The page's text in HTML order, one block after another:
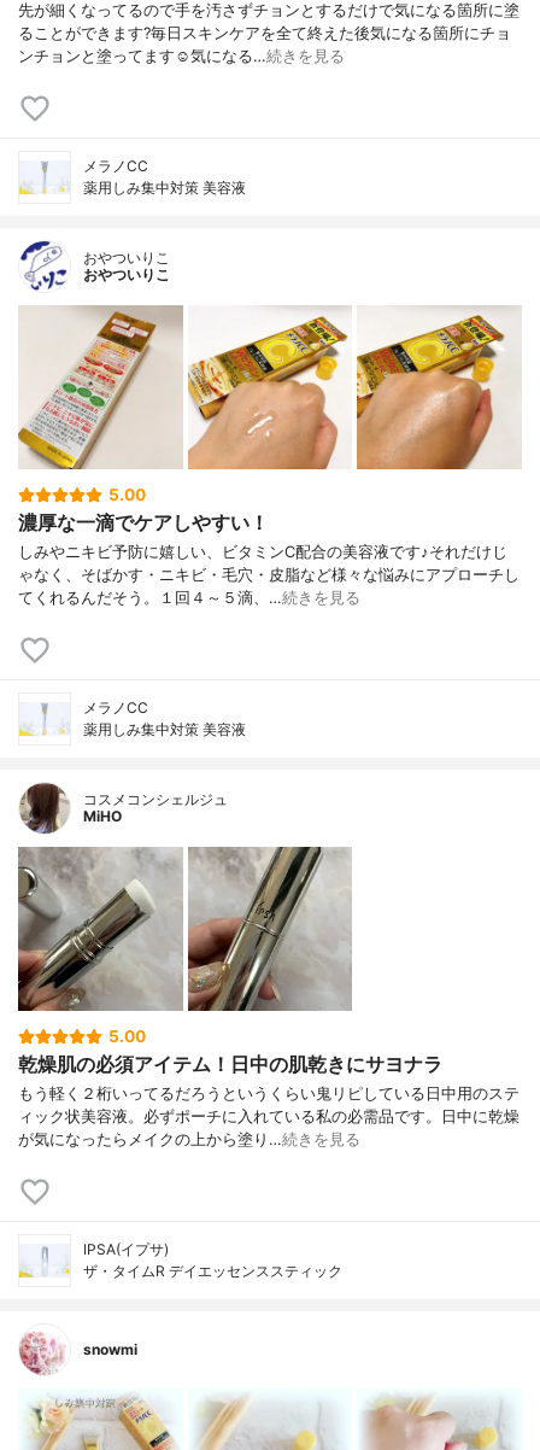
先が細くなってるので手を汚さずチョンとするだけで気になる箇所に塗
ることができます?毎日スキンケアを全て終えた後気になる箇所にチョ
ンチョンと塗ってます☺️気になる…続きを見る
メラノCC
薬用しみ集中対策 美容液
おやついりこ
おやついりこ
5.00
濃厚な一滴でケアしやすい！
しみやニキビ予防に嬉しい、ビタミンC配合の美容液です♪それだけじ
ゃなく、そばかす・ニキビ・毛穴・皮脂など様々な悩みにアプローチし
てくれるんだそう。１回４～５滴、…続きを見る
メラノCC
薬用しみ集中対策 美容液
コスメコンシェルジュ
MiHO
5.00
乾燥肌の必須アイテム！日中の肌乾きにサヨナラ
もう軽く２桁いってるだろうというくらい鬼リピしている日中用のステ
ィック状美容液。必ずポーチに入れている私の必需品です。日中に乾燥
が気になったらメイクの上から塗り…続きを見る
IPSA(イプサ)
ザ・タイムR デイエッセンススティック
snowmi